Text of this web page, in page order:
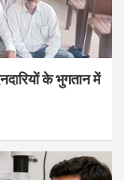
के भुगतान में